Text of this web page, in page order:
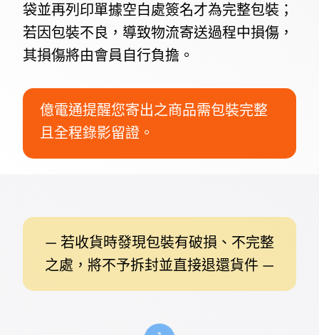
袋並再列印單據空白處簽名才為完整包裝；
若因包裝不良，導致物流寄送過程中損傷，
其損傷將由會員自行負擔。
億電通提醒您寄出之商品需包裝完整
且全程錄影留證。
— 若收貨時發現包裝有破損、不完整
之處，將不予拆封並直接退還貨件 —